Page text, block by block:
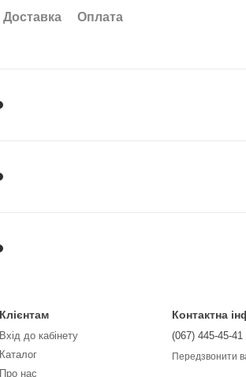
Доставка
Оплата
Клієнтам
Вхід до кабінету
Каталог
Про нас
Контактна
(067) 445-45-41
Передзвонити